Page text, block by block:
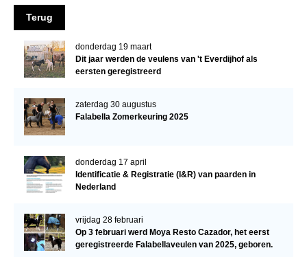
Hengsten
EFS Database
Evenementen
EFS Keuringen
Inschrijven keuring
Keuringsvideo's
Contact
Nieuws
Terug
donderdag 19 maart
Dit jaar werden de veulens van 't Everdijhof als
eersten geregistreerd
zaterdag 30 augustus
Falabella Zomerkeuring 2025
donderdag 17 april
Identificatie & Registratie (I&R) van paarden in
Nederland
vrijdag 28 februari
Op 3 februari werd Moya Resto Cazador, het eerst
geregistreerde Falabellaveulen van 2025, geboren.